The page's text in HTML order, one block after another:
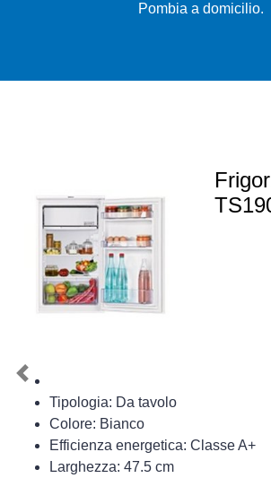
Pombia a domicilio.
Tipologia: Da tavolo
Colore: Bianco
Efficienza energetica: Classe A+
Larghezza: 47.5 cm
Previous